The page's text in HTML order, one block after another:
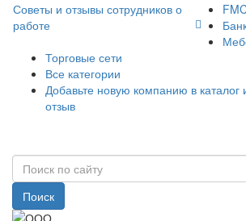
Советы и отзывы сотрудников о
работе
Торговые сети
Все категории
Добавьте новую компанию в каталог
отзыв
Поиск